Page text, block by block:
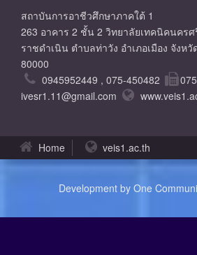
สถาบันการอาชีวศึกษาภาคใต้ 1
263 อาคาร 2 ชั้น 2 วิทยาลัยเทคนิคนคร
ราชดำเนิน ตำบลท่าวัง อำเภอเมือง จังห
80000
0945952449 , 075-450482
ivesr1.11@gmail.com
Home veis1.ac.th
Development by One